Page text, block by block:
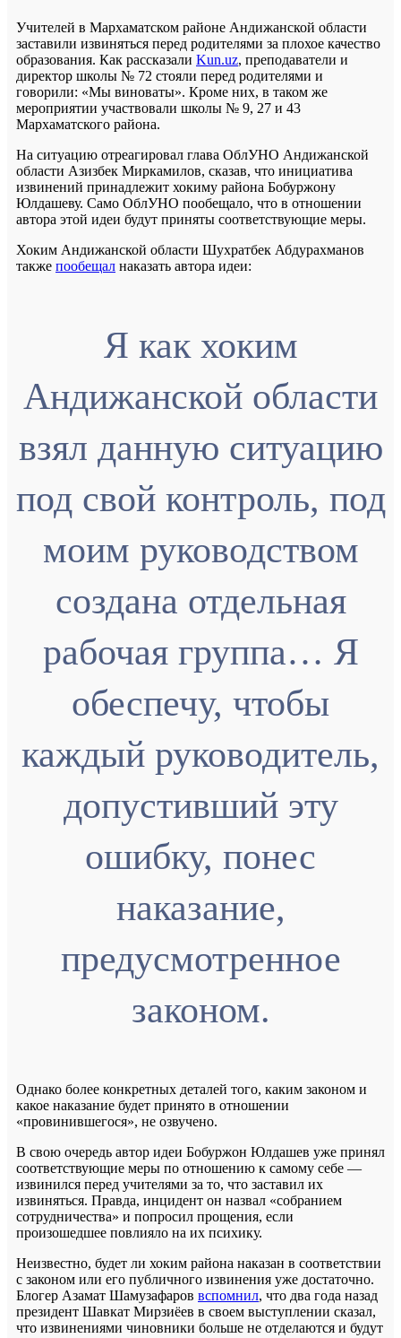
Учителей в Мархаматском районе Андижанской области
заставили извиняться перед родителями за плохое качество
образования. Как рассказали Kun.uz, преподаватели и
директор школы № 72 стояли перед родителями и
говорили: «Мы виноваты». Кроме них, в таком же
мероприятии участвовали школы № 9, 27 и 43
Мархаматского района.
На ситуацию отреагировал глава ОблУНО Андижанской
области Азизбек Миркамилов, сказав, что инициатива
извинений принадлежит хокиму района Бобуржону
Юлдашеву. Само ОблУНО пообещало, что в отношении
автора этой идеи будут приняты соответствующие меры.
Хоким Андижанской области Шухратбек Абдурахманов
также пообещал наказать автора идеи:
Я как хоким
Андижанской области
взял данную ситуацию
под свой контроль, под
моим руководством
создана отдельная
рабочая группа… Я
обеспечу, чтобы
каждый руководитель,
допустивший эту
ошибку, понес
наказание,
предусмотренное
законом.
Однако более конкретных деталей того, каким законом и
какое наказание будет принято в отношении
«провинившегося», не озвучено.
В свою очередь автор идеи Бобуржон Юлдашев уже принял
соответствующие меры по отношению к самому себе —
извинился перед учителями за то, что заставил их
извиняться. Правда, инцидент он назвал «собранием
сотрудничества» и попросил прощения, если
произошедшее повлияло на их психику.
Неизвестно, будет ли хоким района наказан в соответствии
с законом или его публичного извинения уже достаточно.
Блогер Азамат Шамузафаров вспомнил, что два года назад
президент Шавкат Мирзиёев в своем выступлении сказал,
что извинениями чиновники больше не отделаются и будут